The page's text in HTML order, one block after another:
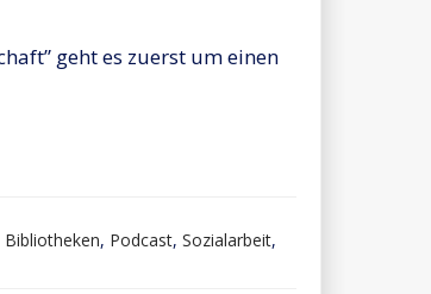
geht es zuerst um einen
, Podcast, Sozialarbeit,